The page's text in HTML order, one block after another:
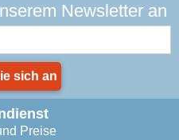
Newsletter an
sich an
Preise